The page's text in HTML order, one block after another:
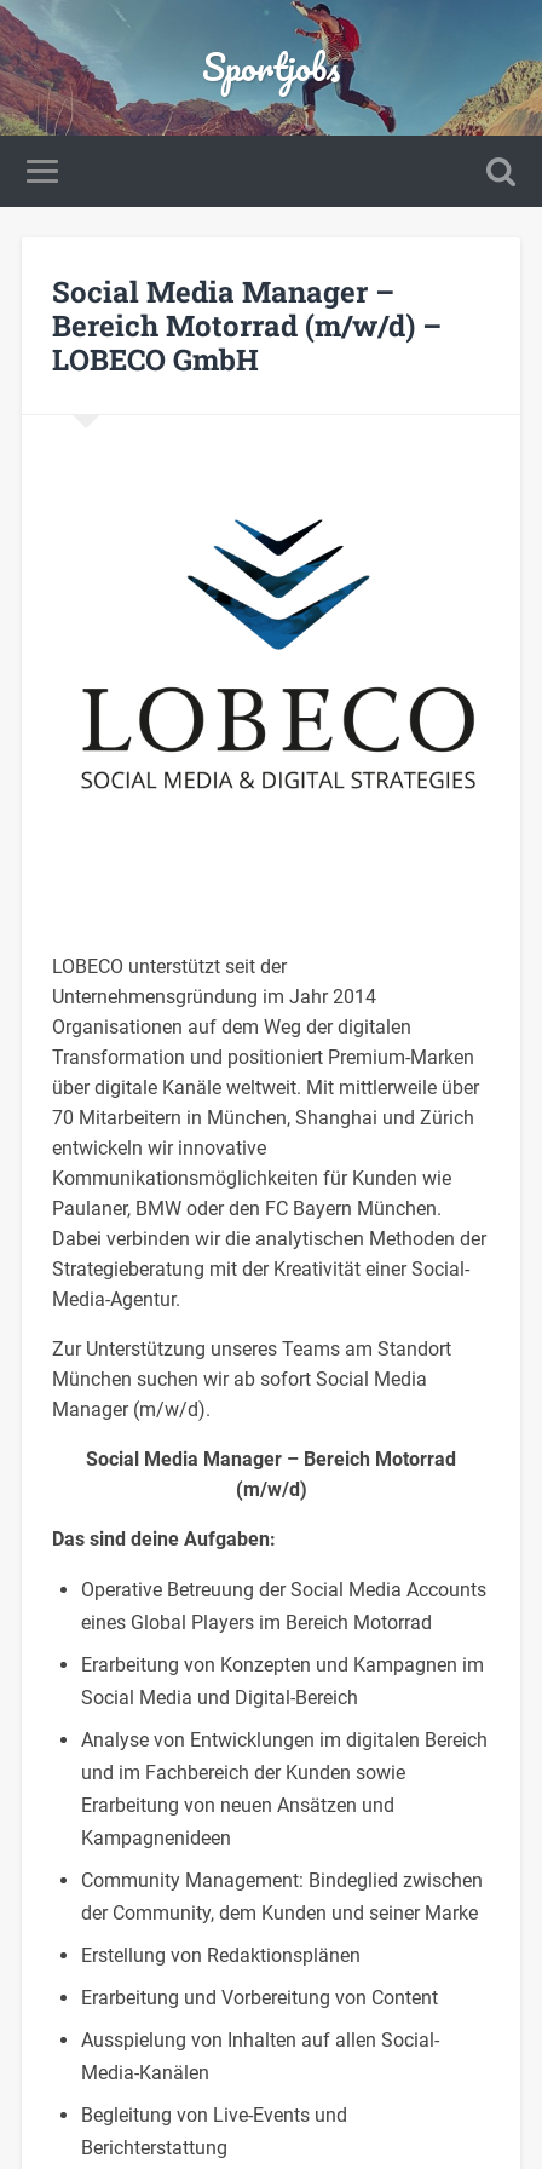
Sportjobs
Social Media Manager –
Bereich Motorrad (m/w/d) –
LOBECO GmbH
LOBECO unterstützt seit der
Unternehmensgründung im Jahr 2014
Organisationen auf dem Weg der digitalen
Transformation und positioniert Premium-Marken
über digitale Kanäle weltweit. Mit mittlerweile über
70 Mitarbeitern in München, Shanghai und Zürich
entwickeln wir innovative
Kommunikationsmöglichkeiten für Kunden wie
Paulaner, BMW oder den FC Bayern München.
Dabei verbinden wir die analytischen Methoden der
Strategieberatung mit der Kreativität einer Social-
Media-Agentur.
Zur Unterstützung unseres Teams am Standort
München suchen wir ab sofort Social Media
Manager (m/w/d).
Social Media Manager – Bereich Motorrad
(m/w/d)
Das sind deine Aufgaben:
Operative Betreuung der Social Media Accounts
eines Global Players im Bereich Motorrad
Erarbeitung von Konzepten und Kampagnen im
Social Media und Digital-Bereich
Analyse von Entwicklungen im digitalen Bereich
und im Fachbereich der Kunden sowie
Erarbeitung von neuen Ansätzen und
Kampagnenideen
Community Management: Bindeglied zwischen
der Community, dem Kunden und seiner Marke
Erstellung von Redaktionsplänen
Erarbeitung und Vorbereitung von Content
Ausspielung von Inhalten auf allen Social-
Media-Kanälen
Begleitung von Live-Events und
Berichterstattung